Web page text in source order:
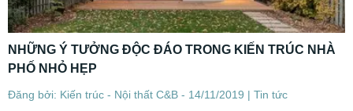
NHỮNG Ý TƯỞNG ĐỘC ĐÁO TRONG KIẾN TRÚC NHÀ
PHỐ NHỎ HẸP
Đăng bởi: Kiến trúc - Nội thất C&B - 14/11/2019 | Tin tức